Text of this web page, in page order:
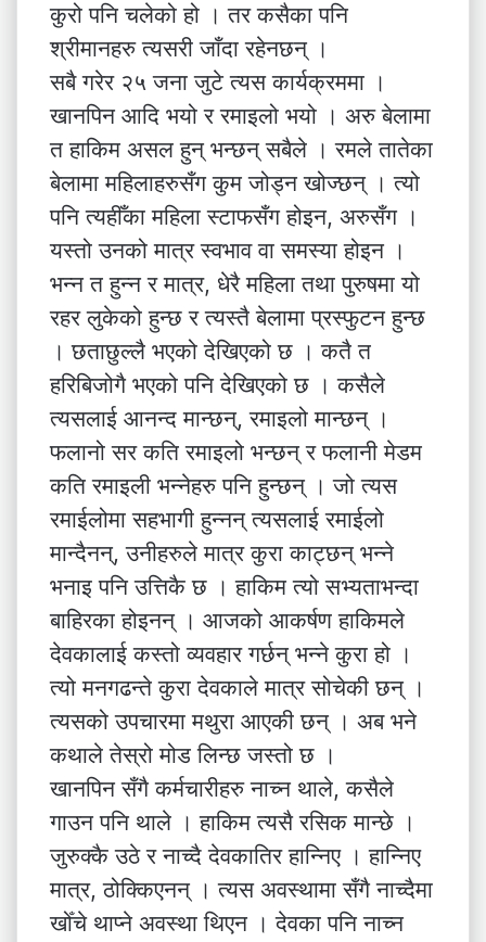
कुरो पनि चलेको हो । तर कसैका पनि
श्रीमानहरु त्यसरी जाँदा रहेनछन् ।
सबै गरेर २५ जना जुटे त्यस कार्यक्रममा ।
खानपिन आदि भयो र रमाइलो भयो । अरु बेलामा
त हाकिम असल हुन् भन्छन् सबैले । रमले तातेका
बेलामा महिलाहरुसँग कुम जोड्न खोज्छन् । त्यो
पनि त्यहीँका महिला स्टाफसँग होइन, अरुसँग ।
यस्तो उनको मात्र स्वभाव वा समस्या होइन ।
भन्न त हुन्न र मात्र, धेरै महिला तथा पुरुषमा यो
रहर लुकेको हुन्छ र त्यस्तै बेलामा प्रस्फुटन हुन्छ
। छताछुल्लै भएको देखिएको छ । कतै त
हरिबिजोगै भएको पनि देखिएको छ । कसैले
त्यसलाई आनन्द मान्छन्, रमाइलो मान्छन् ।
फलानो सर कति रमाइलो भन्छन् र फलानी मेडम
कति रमाइली भन्नेहरु पनि हुन्छन् । जो त्यस
रमाईलोमा सहभागी हुन्नन् त्यसलाई रमाईलो
मान्दैनन्, उनीहरुले मात्र कुरा काट्छन् भन्ने
भनाइ पनि उत्तिकै छ । हाकिम त्यो सभ्यताभन्दा
बाहिरका होइनन् । आजको आकर्षण हाकिमले
देवकालाई कस्तो व्यवहार गर्छन् भन्ने कुरा हो ।
त्यो मनगढन्ते कुरा देवकाले मात्र सोचेकी छन् ।
त्यसको उपचारमा मथुरा आएकी छन् । अब भने
कथाले तेस्रो मोड लिन्छ जस्तो छ ।
खानपिन सँगै कर्मचारीहरु नाच्न थाले, कसैले
गाउन पनि थाले । हाकिम त्यसै रसिक मान्छे ।
जुरुक्कै उठे र नाच्दै देवकातिर हान्निए । हान्निए
मात्र, ठोक्किएनन् । त्यस अवस्थामा सँगै नाच्दैमा
खोँचे थाप्ने अवस्था थिएन । देवका पनि नाच्न